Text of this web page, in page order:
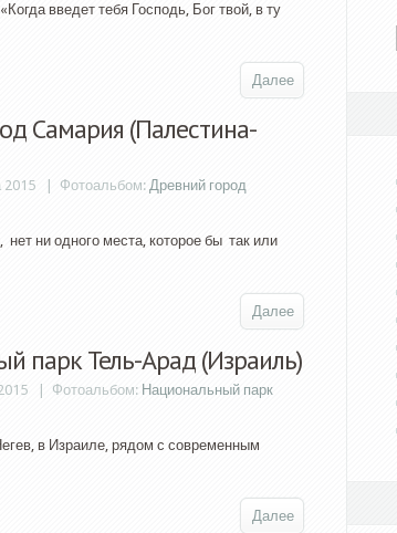
введет тебя Господь, Бог твой, в ту
Далее
Самария (Палестина-
2015 | Фотоальбом: Древний город
ни одного места, которое бы так или
Далее
парк Тель-Арад (Израиль)
| Фотоальбом: Национальный парк
в Израиле, рядом с современным
Далее